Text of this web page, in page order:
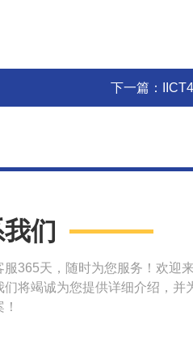
下一篇：
们
服365天，随时为您服务！欢迎
们将竭诚为您提供详细介绍，并